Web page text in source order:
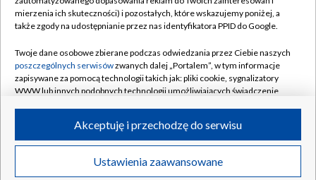
Naziemna Telewizja Cyfrowa
Rada Programowa
System NOS
Informacje o nadawcy
Program dla prasy
Ogłoszenie przetargowe
Pomoc
Kontakt
Kanały
©2026 Telewizja Polska S.A. w likwidacji
mierzenia ich skuteczności) i pozostałych, które wskazujemy poniżej, a
także zgody na udostępnianie przez nas identyfikatora PPID do Google.
Twoje dane osobowe zbierane podczas odwiedzania przez Ciebie naszych
poszczególnych serwisówzwanych dalej „Portalem”, w tym informacje
zapisywane za pomocą technologii takich jak: pliki cookie, sygnalizatory
WWW lub innych podobnych technologii umożliwiających świadczenie
ruchu w Internecie.
Twoje dane osobowe zbierane podczas odwiedzania przez Ciebie
poszczególnych serwisówna Portalu, takie jak adresy IP, identyfikatory
Ustawienia zaawansowane
Akceptuję i przechodzę do serwisu